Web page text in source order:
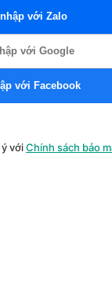
với Zalo
với Google
với Facebook
vớiChính sách bảo